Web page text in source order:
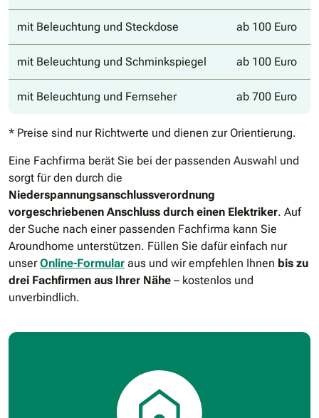
mit Beleuchtung und Steckdose ab 100 Euro
mit Beleuchtung und Schminkspiegel ab 100 Euro
mit Beleuchtung und Fernseher ab 700 Euro
* Preise sind nur Richtwerte und dienen zur Orientierung.
Eine Fachfirma berät Sie bei der passenden Auswahl und
sorgt für den durch die
Niederspannungsanschlussverordnung
vorgeschriebenen Anschluss durch einen Elektriker. Auf
der Suche nach einer passenden Fachfirma kann Sie
Aroundhome unterstützen. Füllen Sie dafür einfach nur
unserOnline-Formular aus und wir empfehlen Ihnen bis zu
drei Fachfirmen aus Ihrer Nähe – kostenlos und
unverbindlich.